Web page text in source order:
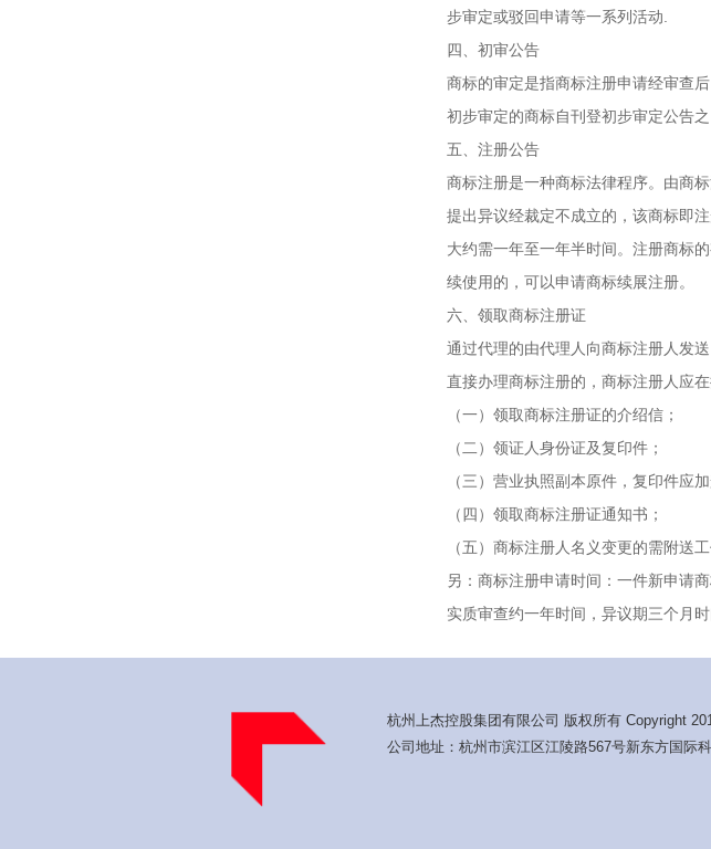
步审定或驳回申请等一系列活动.
四、初审公告
商标的审定是指商标注册申请经审查
初步审定的商标自刊登初步审定公告
五、注册公告
商标注册是一种商标法律程序。由商
提出异议经裁定不成立的，该商标即
大约需一年至一年半时间。注册商标
续使用的，可以申请商标续展注册。
六、领取商标注册证
通过代理的由代理人向商标注册人发送
直接办理商标注册的，商标注册人应
（一）领取商标注册证的介绍信；
（二）领证人身份证及复印件；
（三）营业执照副本原件，复印件应
（四）领取商标注册证通知书；
（五）商标注册人名义变更的需附送
另：商标注册申请时间：一件新申请
实质审查约一年时间，异议期三个月
杭州上杰控股集团有限公司 版权所有 Copyright
公司地址：杭州市滨江区江陵路567号新东方国际